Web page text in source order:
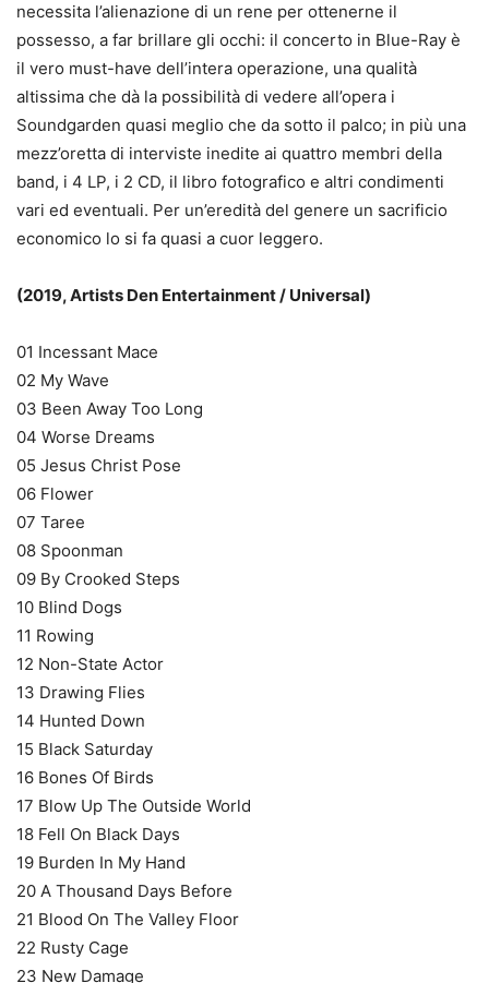
necessita l’alienazione di un rene per ottenerne il
possesso, a far brillare gli occhi: il concerto in Blue-Ray è
il vero must-have dell’intera operazione, una qualità
altissima che dà la possibilità di vedere all’opera i
Soundgarden quasi meglio che da sotto il palco; in più una
mezz’oretta di interviste inedite ai quattro membri della
band, i 4 LP, i 2 CD, il libro fotografico e altri condimenti
vari ed eventuali. Per un’eredità del genere un sacrificio
economico lo si fa quasi a cuor leggero.
(2019, Artists Den Entertainment / Universal)
01 Incessant Mace
02 My Wave
03 Been Away Too Long
04 Worse Dreams
05 Jesus Christ Pose
06 Flower
07 Taree
08 Spoonman
09 By Crooked Steps
10 Blind Dogs
11 Rowing
12 Non-State Actor
13 Drawing Flies
14 Hunted Down
15 Black Saturday
16 Bones Of Birds
17 Blow Up The Outside World
18 Fell On Black Days
19 Burden In My Hand
20 A Thousand Days Before
21 Blood On The Valley Floor
22 Rusty Cage
23 New Damage